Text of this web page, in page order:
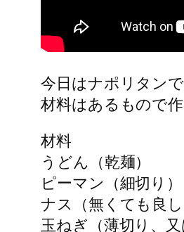
今日はナポリタン
材料はあるもので
材料
うどん（乾麺）
ピーマン（細切り）
ナス（無くても良し
玉ねぎ（薄切り、又